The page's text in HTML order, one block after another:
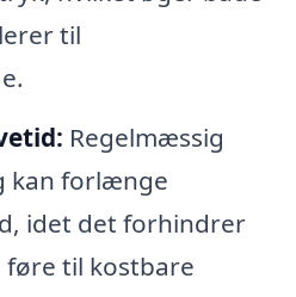
til
Regelmæssig
kan forlænge
idet det forhindrer
føre til kostbare